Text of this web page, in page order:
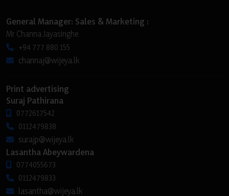
General Manager: Sales & Marketing :
Mr Channa Jayasinghe
+94 777 880 155
channaj@wijeya.lk
Print advertising
Suraj Pathirana
0772617542
0112479838
surajp@wijeya.lk
Lasantha Abeywardena
0774055673
0112479833
lasantha@wijeya.lk